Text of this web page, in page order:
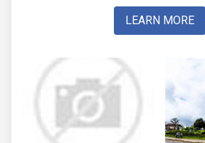
LEARN MORE